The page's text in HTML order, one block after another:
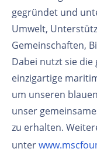
gegründet und
Umwelt,
Gemeinschaften,
Dabei nutzt sie die
einzigartige
um unseren
unser
zu erhalten.
unter